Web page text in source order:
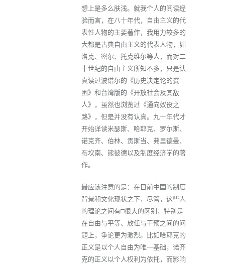
想上是多么肤浅。就我个人的阅读经
验而言，在八十年代，自由主义的代
表性人物的主要著作，我用力较多的
大都是古典自由主义的代表人物，如
洛克、密尔、托克维尔等人，而对二
十世纪的自由主义所知不多，只是认
真读过波谱尔的《历史决定论的贫
困》和台湾版的《开放社会及其敌
人》，虽然也浏览过《通向奴役之
路》，但是并没有认真。九十年代才
开始详读米瑟斯、哈耶克、罗尔斯、
诺克齐、伯林、贡斯当、弗里德曼、
布坎南、熊彼德以及制度经济学的著
作。
最应该注意的是：在目前中国的制度
背景和文化现状之下，尽管，这些人
的理论之间有□很大的区别，特别是
在自由与平等、放任与干预之间的问
题上，争论更为激烈。比如哈耶克的
正义是以个人自由为唯一基础，诺齐
克的正义以个人权利为依托，而影响